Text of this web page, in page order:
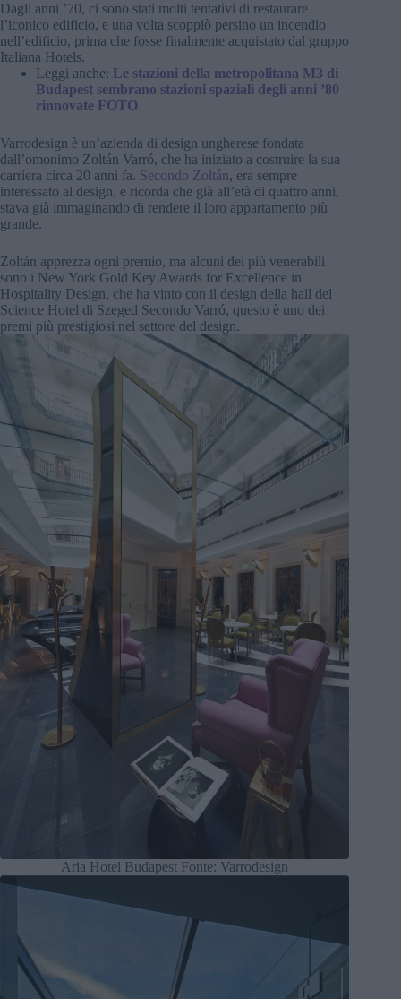
Dagli anni ’70, ci sono stati molti tentativi di restaurare
l’iconico edificio, e una volta scoppiò persino un incendio
nell’edificio, prima che fosse finalmente acquistato dal gruppo
Italiana Hotels.
Leggi anche: Le stazioni della metropolitana M3 di
Budapest sembrano stazioni spaziali degli anni ’80
rinnovate FOTO
Varrodesign è un’azienda di design ungherese fondata
dall’omonimo Zoltán Varró, che ha iniziato a costruire la sua
carriera circa 20 anni fa. Secondo Zoltán, era sempre
interessato al design, e ricorda che già all’età di quattro anni,
stava già immaginando di rendere il loro appartamento più
grande.
Zoltán apprezza ogni premio, ma alcuni dei più venerabili
sono i New York Gold Key Awards for Excellence in
Hospitality Design, che ha vinto con il design della hall del
Science Hotel di Szeged Secondo Varró, questo è uno dei
premi più prestigiosi nel settore del design.
Aria Hotel Budapest Fonte: Varrodesign